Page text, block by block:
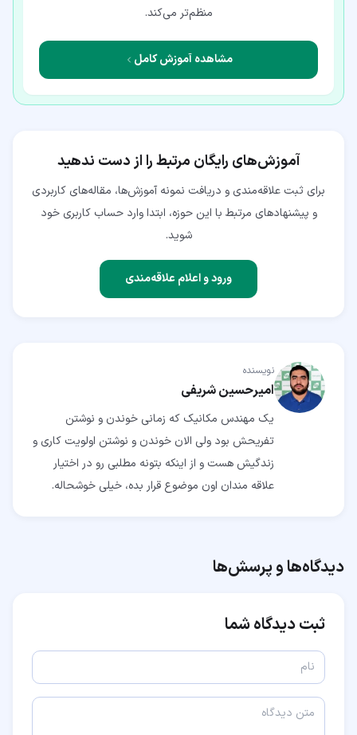
منظم‌تر می‌کند.
مشاهده آموزش کامل
آموزش‌های رایگان مرتبط را از دست ندهید
برای ثبت علاقه‌مندی و دریافت نمونه آموزش‌ها، مقاله‌های کاربردی
و پیشنهادهای مرتبط با این حوزه، ابتدا وارد حساب کاربری خود
شوید.
ورود و اعلام علاقه‌مندی
نویسنده
امیرحسین شریفی
یک مهندس مکانیک که زمانی خوندن و نوشتن
تفریحش بود ولی الان خوندن و نوشتن اولویت کاری و
زندگیش هست و از اینکه بتونه مطلبی رو در اختیار
علاقه مندان اون موضوع قرار بده، خیلی خوشحاله.
دیدگاه‌ها و پرسش‌ها
ثبت دیدگاه شما